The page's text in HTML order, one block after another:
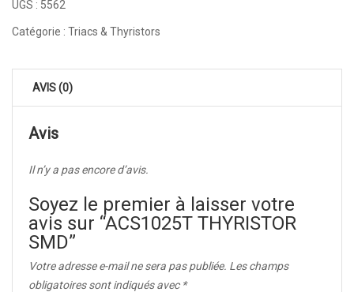
UGS : 5562
Catégorie : Triacs & Thyristors
AVIS (0)
Avis
Il n’y a pas encore d’avis.
Soyez le premier à laisser votre
avis sur “ACS1025T THYRISTOR
SMD”
Votre adresse e-mail ne sera pas publiée. Les champs
obligatoires sont indiqués avec *